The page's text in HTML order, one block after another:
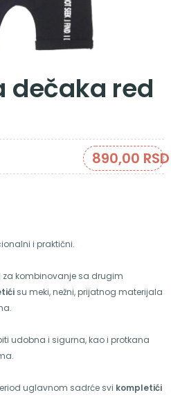
dečaka red
890,00 RSD
i praktični.
za kombinovanje sa drugim
su meki, nežni, prijatnog materijala
udobna i sigurna, kao i protkana
uglavnom sadrće svi kompletići